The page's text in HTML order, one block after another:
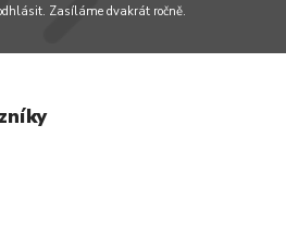
Zasíláme dvakrát ročně.